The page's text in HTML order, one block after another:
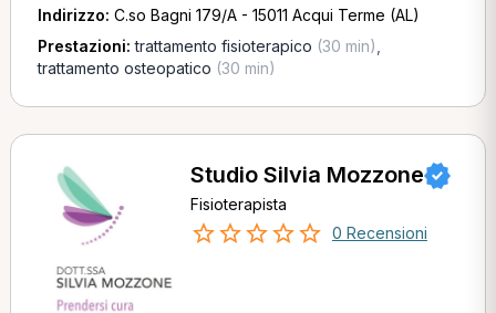
Indirizzo: C.so Bagni 179/A - 15011 Acqui Terme (AL)
Prestazioni:trattamento fisioterapico (30 min)
trattamento osteopatico (30 min)
Studio Silvia Mozzone
Fisioterapista
0 Recensioni